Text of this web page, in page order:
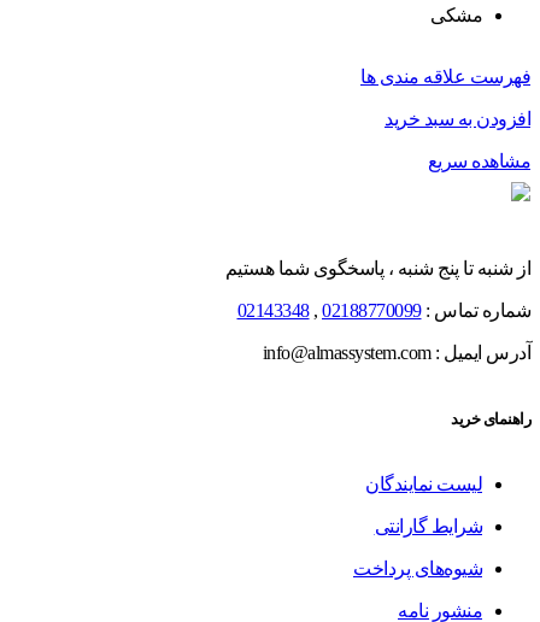
مشکی
فهرست علاقه مندی ها
افزودن به سبد خرید
مشاهده سریع
از شنبه تا پنج شنبه ، پاسخگوی شما هستیم
شماره تماس :02188770099
,
02143348
آدرس ایمیل : info@almassystem.com
راهنمای خرید
لیست نمایندگان
شرایط گارانتی
شیوه‌های پرداخت
منشور نامه